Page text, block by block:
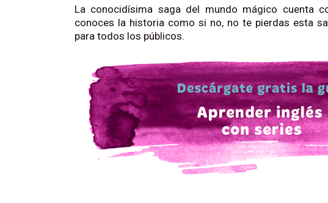
La conocidísima saga del mundo mágico cuenta
conoces la historia como si no, no te pierdas esta
para todos los públicos.